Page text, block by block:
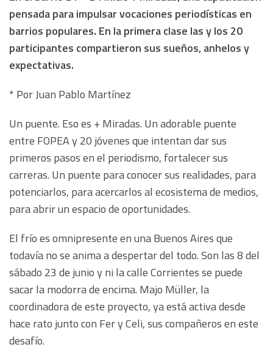
pensada para impulsar vocaciones periodísticas en
barrios populares. En la primera clase las y los 20
participantes compartieron sus sueños, anhelos y
expectativas.
* Por Juan Pablo Martínez
Un puente. Eso es + Miradas. Un adorable puente
entre FOPEA y 20 jóvenes que intentan dar sus
primeros pasos en el periodismo, fortalecer sus
carreras. Un puente para conocer sus realidades, para
potenciarlos, para acercarlos al ecosistema de medios,
para abrir un espacio de oportunidades.
El frío es omnipresente en una Buenos Aires que
todavía no se anima a despertar del todo. Son las 8 del
sábado 23 de junio y ni la calle Corrientes se puede
sacar la modorra de encima. Majo Müller, la
coordinadora de este proyecto, ya está activa desde
hace rato junto con Fer y Celi, sus compañeros en este
desafío.